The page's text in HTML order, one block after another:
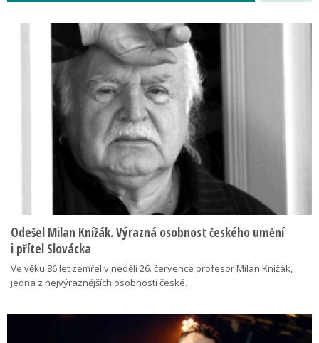
Odešel Milan Knížák. Výrazná osobnost českého umění
i přítel Slovácka
Ve věku 86 let zemřel v neděli 26. července profesor Milan Knížák,
jedna z nejvýraznějších osobností české…